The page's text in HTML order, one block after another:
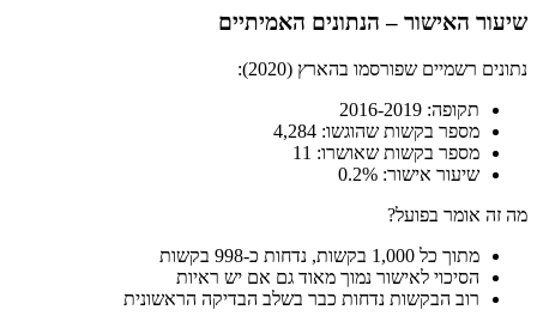
שיעור האישור – הנתונים האמיתיים
נתונים רשמיים שפורסמו בהארץ (2020):
תקופה: 2016-2019
מספר בקשות שהוגשו: 4,284
מספר בקשות שאושרו: 11
שיעור אישור: 0.2%
מה זה אומר בפועל?
מתוך כל 1,000 בקשות, נדחות כ-998 בקשות
הסיכוי לאישור נמוך מאוד גם אם יש ראיות
רוב הבקשות נדחות כבר בשלב הבדיקה הראשונית